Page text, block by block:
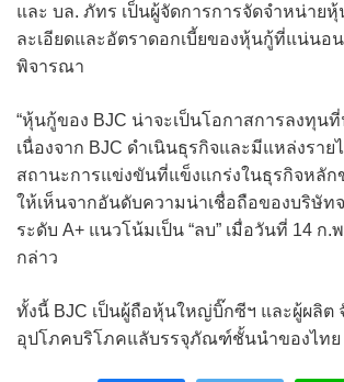
และ บล. ภัทร เป็นผู้จัดการการจัดจำหน่ายหุ้
ละเอียดและอัตราดอกเบี้ยของหุ้นกู้ที่แน่นอ
พิจารณา
“หุ้นกู้ของ BJC น่าจะเป็นโอกาสการลงทุน
เนื่องจาก BJC ดำเนินธุรกิจและมีแหล่งรา
สถานะการแข่งขันที่แข็งแกร่งในธุรกิจหลั
ให้เห็นจากอันดับความน่าเชื่อถือของบริษัท
ระดับ A+ แนวโน้มเป็น “ลบ” เมื่อวันที่ 14 ก.
กล่าว
ทั้งนี้ BJC เป็นผู้ถือหุ้นใหญ่บิ๊กซีฯ และผู้ผลิต
อุปโภคบริโภคแลับรรจุภัณฑ์ชั้นนำของไทย